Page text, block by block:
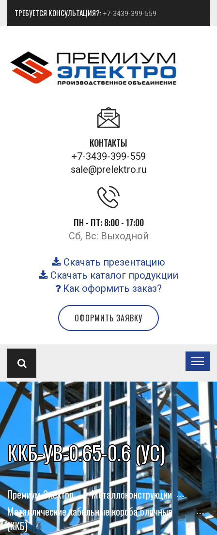
ТРЕБУЕТСЯ КОНСУЛЬТАЦИЯ?: +7-3439-399-559
КОНТАКТЫ
+7-3439-399-559
sale@prelektro.ru
ПН - ПТ: 8:00 - 17:00
Сб, Вс: Выходной
Скачать презентацию
Скачать каталог продукции
Как оформить заказ?
ОФОРМИТЬ ЗАЯВКУ
ККБ-УВ-0.65-0.6 (УС)
Премиум-Электро
Металлоконструкции
Металлические кабельные короба блочные
(ККБ)